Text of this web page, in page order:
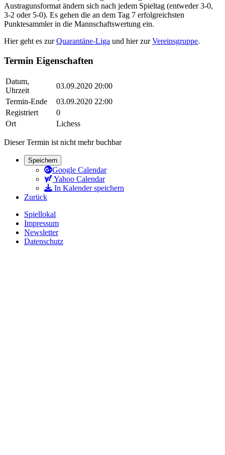
Austragunsformat ändern sich nach jedem Spieltag (entweder 3-0,
3-2 oder 5-0). Es gehen die an dem Tag 7 erfolgreichsten
Punktesammler in die Mannschaftswertung ein.
Hier geht es zurQuarantäne-Liga und hier zurVereinsgruppe.
Termin Eigenschaften
Datum,
Uhrzeit
03.09.2020 20:00
Termin-Ende
03.09.2020 22:00
Registriert
0
Ort
Lichess
Dieser Termin ist nicht mehr buchbar
Speichern
Google Calendar
Yahoo Calendar
In Kalender speichern
Zurück
Spiellokal
Impressum
Newsletter
Datenschutz